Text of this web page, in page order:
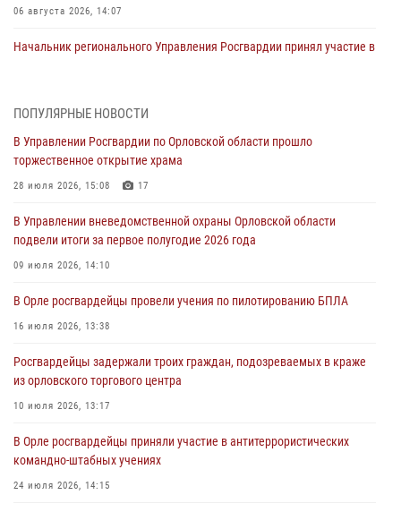
06 августа 2026, 14:07
Начальник регионального Управления Росгвардии принял участие в
первое полугодие
05 августа 2026, 13:12
совершении противоправных действий
04 августа 2026, 14:21
04 августа 2026, 14:06
предоставлении госуслуг
03 августа 2026, 14:30
ПОПУЛЯРНЫЕ НОВОСТИ
В Управлении Росгвардии по Орловской области прошло
торжественное открытие храма
28 июля 2026, 15:08 17
В Управлении вневедомственной охраны Орловской области
подвели итоги за первое полугодие 2026 года
09 июля 2026, 14:10
В Орле росгвардейцы провели учения по пилотированию БПЛА
16 июля 2026, 13:38
Росгвардейцы задержали троих граждан, подозреваемых в краже
из орловского торгового центра
10 июля 2026, 13:17
В Орле росгвардейцы приняли участие в антитеррористических
командно-штабных учениях
24 июля 2026, 14:15